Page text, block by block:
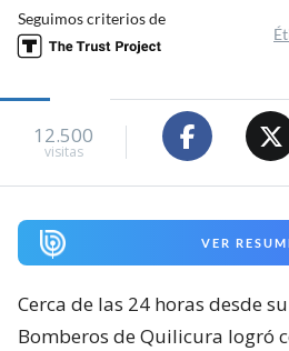
Seguimos criterios de
12.500
visitas
VER
Cerca de las 24 horas desde
Bomberos de Quilicura logró